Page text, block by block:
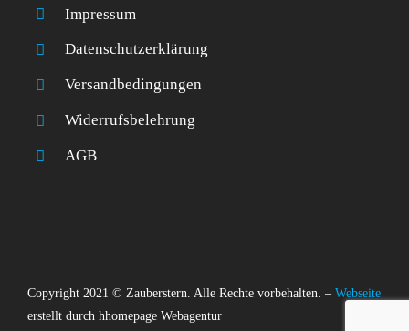
Impressum
Datenschutzerklärung
Versandbedingungen
Widerrufsbelehrung
AGB
Copyright 2021 © Zauberstern. Alle Rechte vorbehalten. – Webseite
erstellt durch hhomepage Webagentur